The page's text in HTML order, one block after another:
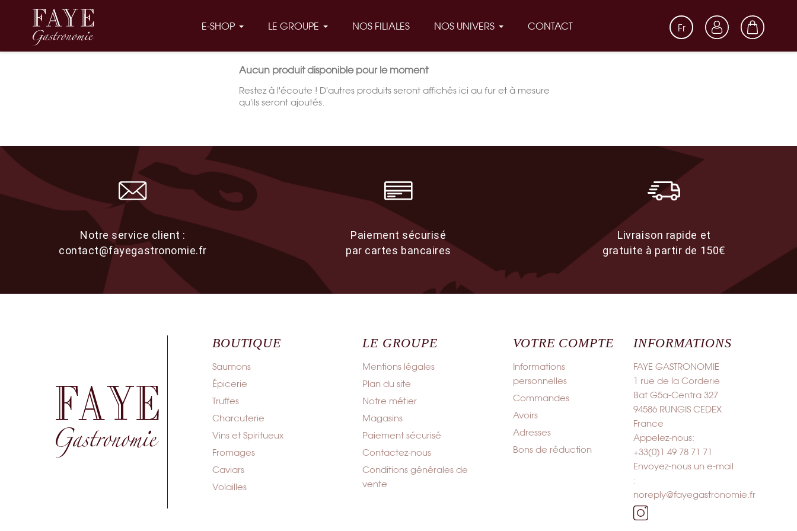
E-SHOP LE GROUPE NOS FILIALES NOS UNIVERS CONTACT Fr
Aucun produit disponible pour le moment
Restez à l'écoute ! D'autres produits seront affichés ici au fur et à mesure
qu'ils seront ajoutés.
Notre service client :
contact@fayegastronomie.fr
Paiement sécurisé
par cartes bancaires
Livraison rapide et
gratuite à partir de 150€
BOUTIQUE
Saumons
Épicerie
Truffes
Charcuterie
Vins et Spiritueux
Fromages
Caviars
Volailles
LE GROUPE
Mentions légales
Plan du site
Notre métier
Magasins
Paiement sécurisé
Contactez-nous
Conditions générales de
vente
VOTRE COMPTE
Informations
personnelles
Commandes
Avoirs
Adresses
Bons de réduction
INFORMATIONS
FAYE GASTRONOMIE
1 rue de la Corderie
Bat G5a-Centra 327
94586 RUNGIS CEDEX
France
Appelez-nous:
+33(0)1 49 78 71 71
Envoyez-nous un e-mail
:
noreply@fayegastronomie.fr